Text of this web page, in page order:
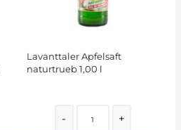
Lavanttaler Apfelsaft
naturtrueb 1,00 l
- +